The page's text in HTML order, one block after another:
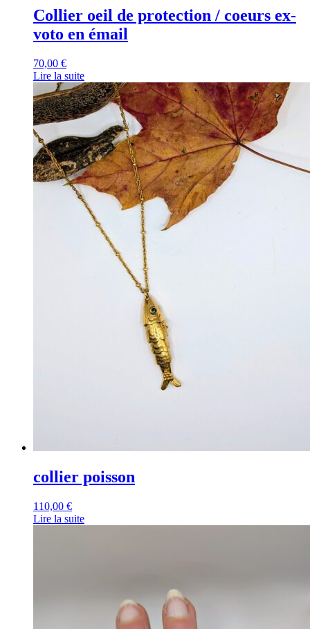
Collier oeil de protection / coeurs ex-
voto en émail
70,00 €
Lire la suite
collier poisson
110,00 €
Lire la suite